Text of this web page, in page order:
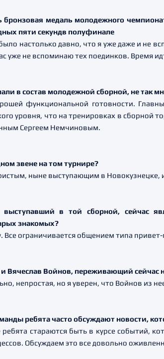
бронзовая медаль молодежного
пяти секундв полуфинале
было настолько давно, что я уже даже и
уже не вспоминаю тех поединков. Время
в состав молодежной сборной, не так
функциональной готовности.
уровня, что на тренировках в сборной
Сергеем Немчиновым.
звене на том турнире?
ныне выступающим в
в той сборной, сейчас
знакомых?
Все ограничивается общением типа
Вячеслав Войнов, переживающий сейчас
непростая, но я уверен, что Войнов из
ребята часто обсуждают новости,
стараются быть в курсе событий,
Обсуждаем это все довольно